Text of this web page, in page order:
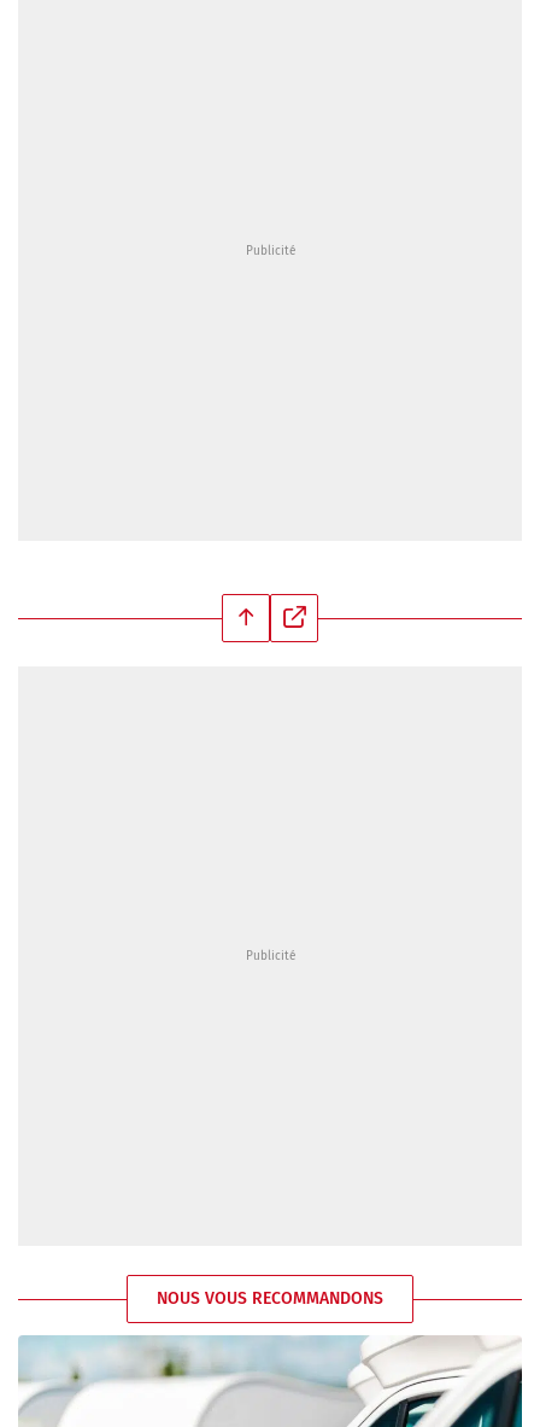
NOUS VOUS RECOMMANDONS